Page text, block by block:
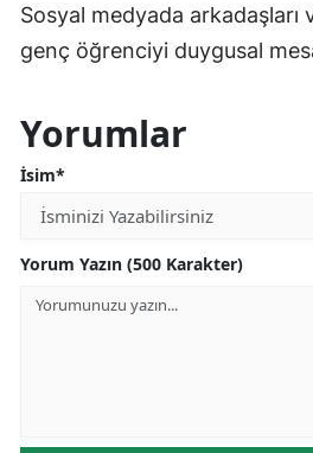
Sosyal medyada arkadaşları
genç öğrenciyi duygusal
Yorumlar
İsim*
Yorum Yazın (500 Karakter)